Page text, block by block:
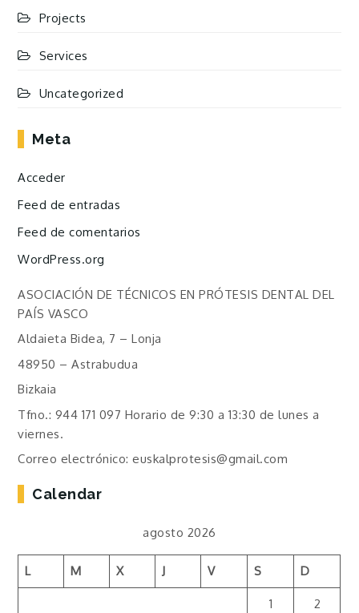
Projects
Services
Uncategorized
Meta
Acceder
Feed de entradas
Feed de comentarios
WordPress.org
ASOCIACIÓN DE TÉCNICOS EN PRÓTESIS DENTAL DEL
PAÍS VASCO
Aldaieta Bidea, 7 – Lonja
48950 – Astrabudua
Bizkaia
Tfno.: 944 171 097 Horario de 9:30 a 13:30 de lunes a
viernes.
Correo electrónico: euskalprotesis@gmail.com
Calendar
agosto 2026
L M X J V S D
1 2